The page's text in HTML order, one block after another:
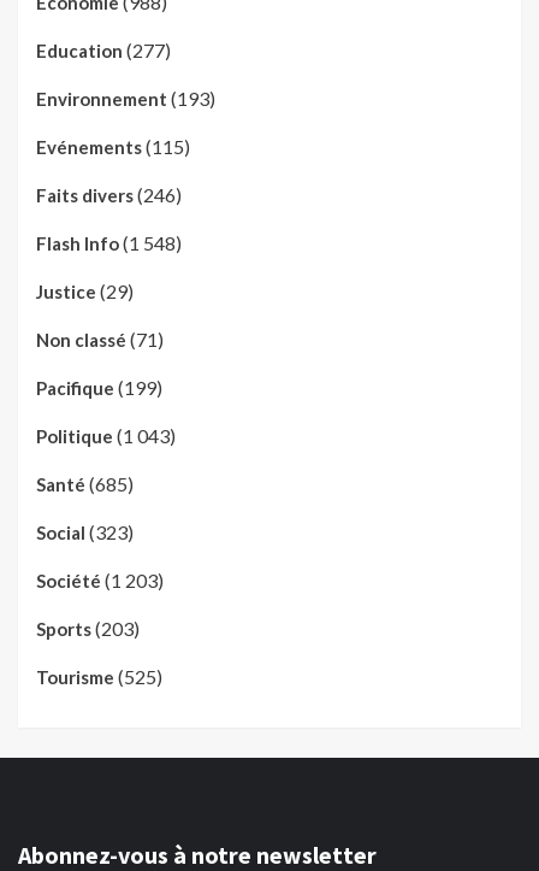
Education (277)
Environnement (193)
Evénements(115)
Faits divers(246)
Flash Info(1 548)
Justice (29)
Non classé (71)
Pacifique (199)
Politique (1 043)
Santé (685)
Social (323)
Société (1 203)
Sports(203)
Tourisme (525)
Abonnez-vous à notre newsletter